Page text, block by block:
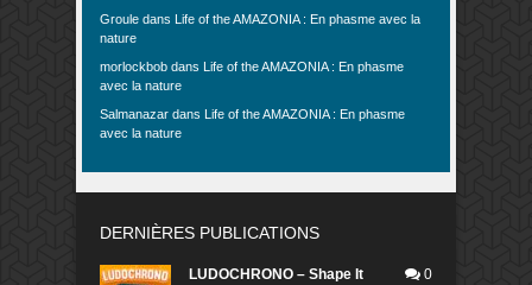
Groule dans
Life of the AMAZONIA : En phasme avec la
nature
morlockbob dans
Life of the AMAZONIA : En phasme
avec la nature
Salmanazar dans
Life of the AMAZONIA : En phasme
avec la nature
DERNIÈRES PUBLICATIONS
LUDOCHRONO – Shape It
0